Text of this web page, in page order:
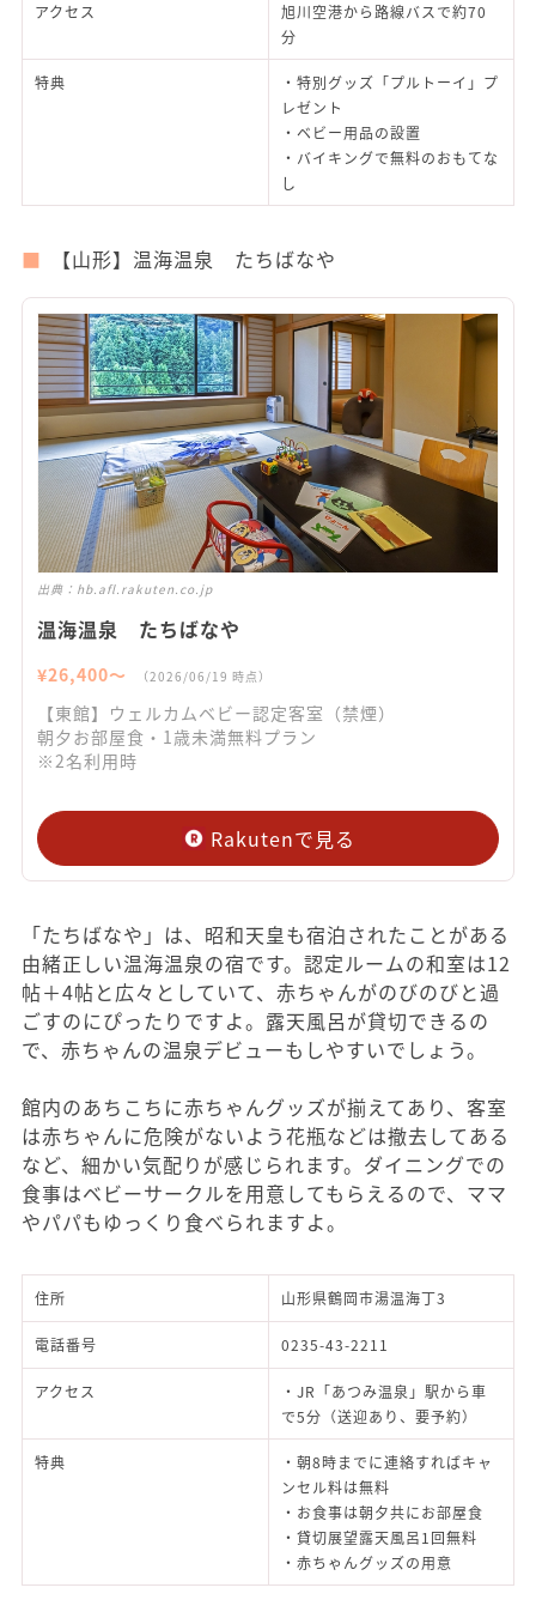
アクセス
旭川空港から路線バスで約70
分
特典
・特別グッズ「プルトーイ」プ
レゼント
・ベビー用品の設置
・バイキングで無料のおもてな
し
【山形】温海温泉 たちばなや
出典： hb.afl.rakuten.co.jp
温海温泉 たちばなや
¥26,400〜 （2026/06/19 時点）
【東館】ウェルカムベビー認定客室（禁煙）
朝夕お部屋食・1歳未満無料プラン
※2名利用時
Rakutenで見る
「たちばなや」は、昭和天皇も宿泊されたことがある
由緒正しい温海温泉の宿です。認定ルームの和室は12
帖＋4帖と広々としていて、赤ちゃんがのびのびと過
ごすのにぴったりですよ。露天風呂が貸切できるの
で、赤ちゃんの温泉デビューもしやすいでしょう。
館内のあちこちに赤ちゃんグッズが揃えてあり、客室
は赤ちゃんに危険がないよう花瓶などは撤去してある
など、細かい気配りが感じられます。ダイニングでの
食事はベビーサークルを用意してもらえるので、ママ
やパパもゆっくり食べられますよ。
住所 山形県鶴岡市湯温海丁3
電話番号 0235-43-2211
アクセス
・JR「あつみ温泉」駅から車
で5分（送迎あり、要予約）
特典
・朝8時までに連絡すればキャ
ンセル料は無料
・お食事は朝夕共にお部屋食
・貸切展望露天風呂1回無料
・赤ちゃんグッズの用意